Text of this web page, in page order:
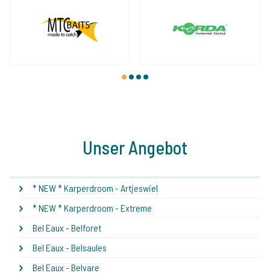
1 2 3 4
Unser Angebot
* NEW * Karperdroom - Artjeswiel
* NEW * Karperdroom - Extreme
Bel Eaux - Belforet
Bel Eaux - Belsaules
Bel Eaux - Belvare